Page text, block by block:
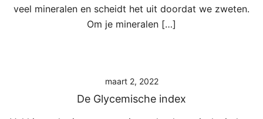
veel mineralen en scheidt het uit doordat we zweten.
Om je mineralen […]
maart 2, 2022
De Glycemische index